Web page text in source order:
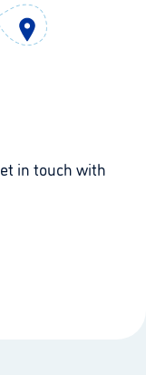
in touch with